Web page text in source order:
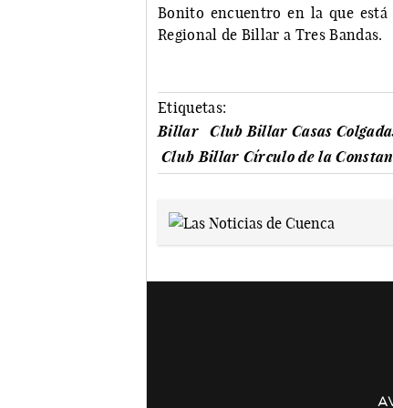
Bonito encuentro en la que
Regional de Billar a Tres Bandas.
Etiquetas:
Billar
Club Billar Casas
Club Billar Círculo de la